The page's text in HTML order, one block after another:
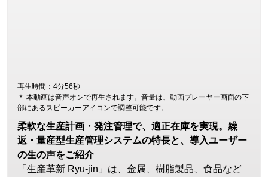
再生時間：4分56秒
＊ 本動画は音声オンで再生されます。音量は、動画プレーヤー画面の下
部にあるスピーカーアイコンで調整可能です。
柔軟な生産計画・発注管理で、適正在庫を実現。繰
返・量産型生産管理システムの特長と、導入ユーザー
の生の声をご紹介
「生産革新 Ryu-jin」は、金属、樹脂製品、食品など